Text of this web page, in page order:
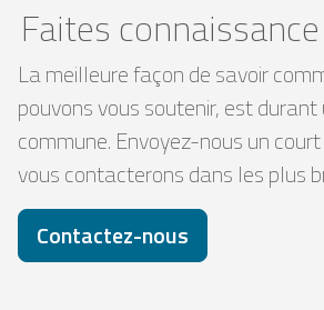
Faites
La meilleure façon de savoir
pouvons vous soutenir, est
commune. Envoyez-nous un
vous contacterons dans les plus
Contactez-nous